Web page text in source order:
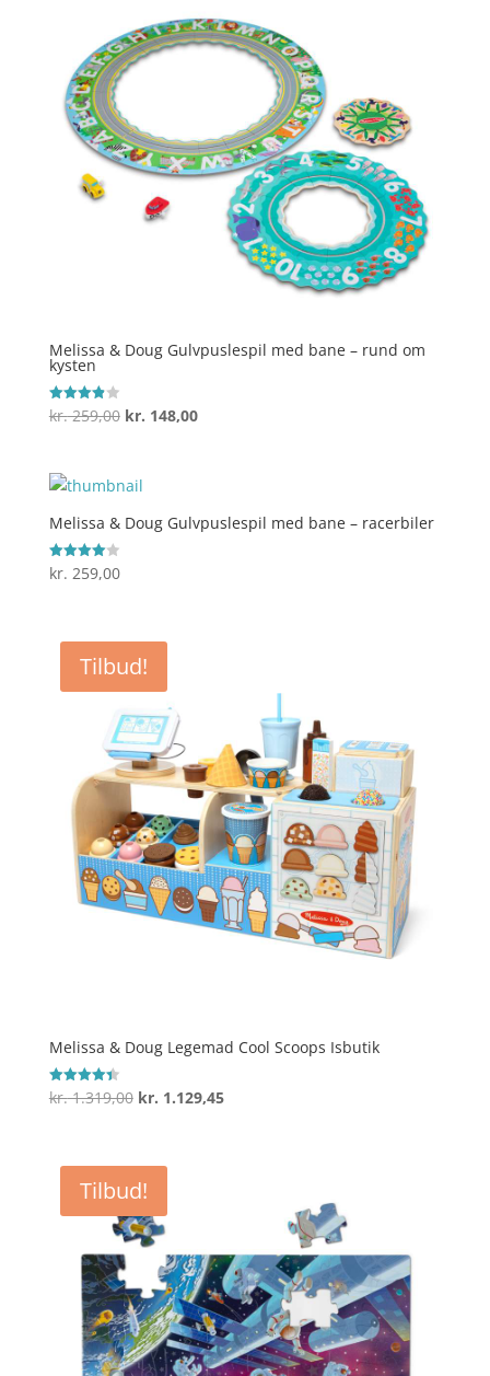
Melissa & Doug Gulvpuslespil med bane – rund om
kysten
Vurderet
3.9
kr.259,00 Den
var:
kr. 259,00.
kr. 148,00Den
kr. 148,00.
Melissa & Doug Gulvpuslespil med bane – racerbiler
Vurderet
4
kr. 259,00
Tilbud!
Melissa & Doug Legemad Cool Scoops Isbutik
Vurderet
4.4
kr.1.319,00 Den
var:
kr. 1.319,00.
kr. 1.129,45Den
Tilbud!